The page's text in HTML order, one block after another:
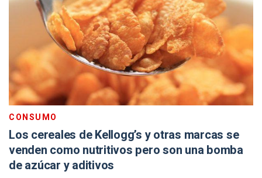
CONSUMO
Los cereales de Kellogg’s y otras marcas se
venden como nutritivos pero son una bomba
de azúcar y aditivos